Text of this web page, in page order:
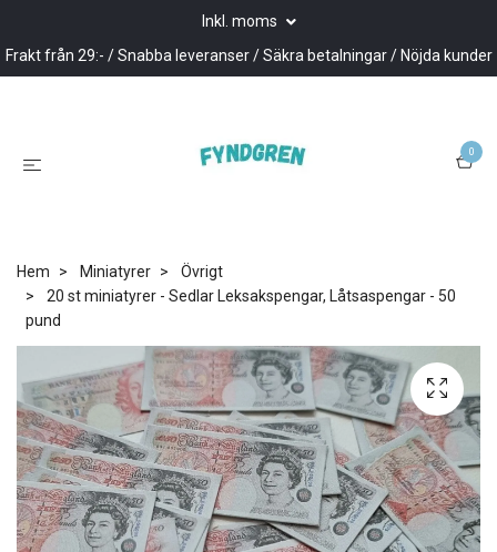
Inkl. moms
Frakt från 29:- / Snabba leveranser / Säkra betalningar / Nöjda kunder
0
Hem Miniatyrer
Övrigt
20 st miniatyrer - Sedlar Leksakspengar, Låtsaspengar - 50
pund